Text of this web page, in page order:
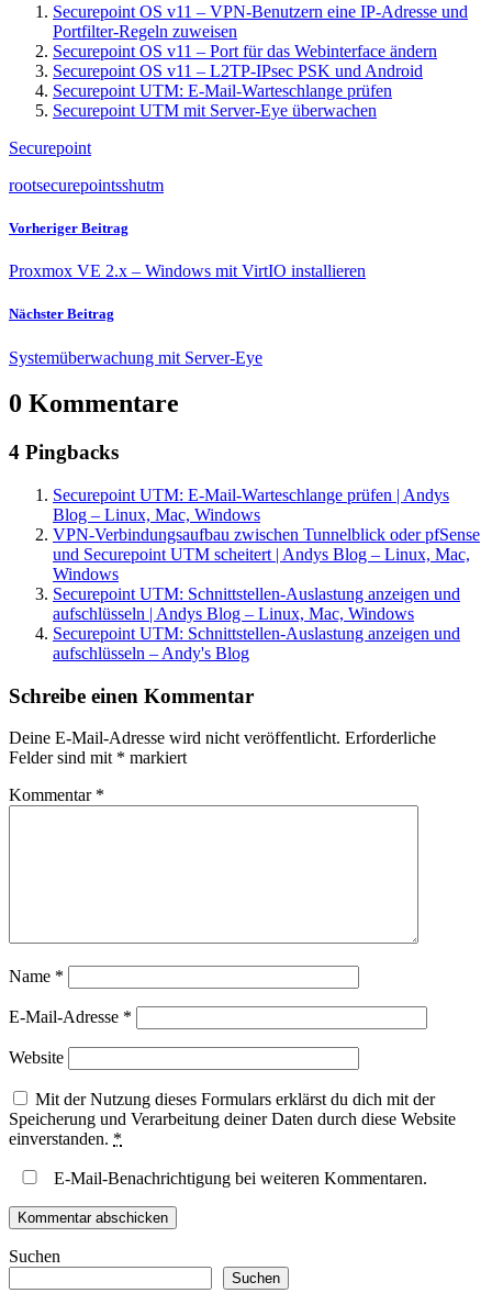
Securepoint OS v11 – VPN-Benutzern eine IP-Adresse und
Portfilter-Regeln zuweisen
Securepoint OS v11 – Port für das Webinterface ändern
Securepoint OS v11 – L2TP-IPsec PSK und Android
Securepoint UTM: E-Mail-Warteschlange prüfen
Securepoint UTM mit Server-Eye überwachen
Securepoint
rootsecurepointsshutm
Vorheriger Beitrag
Proxmox VE 2.x – Windows mit VirtIO installieren
Nächster Beitrag
Systemüberwachung mit Server-Eye
0 Kommentare
4 Pingbacks
Securepoint UTM: E-Mail-Warteschlange prüfen | Andys
Blog – Linux, Mac, Windows
VPN-Verbindungsaufbau zwischen Tunnelblick oder pfSense
und Securepoint UTM scheitert | Andys Blog – Linux, Mac,
Windows
Securepoint UTM: Schnittstellen-Auslastung anzeigen und
aufschlüsseln | Andys Blog – Linux, Mac, Windows
Securepoint UTM: Schnittstellen-Auslastung anzeigen und
aufschlüsseln – Andy's Blog
Schreibe einen Kommentar
Deine E-Mail-Adresse wird nicht veröffentlicht. Erforderliche
Felder sind mit * markiert
Kommentar *
Name *
E-Mail-Adresse *
Website
Mit der Nutzung dieses Formulars erklärst du dich mit der
Speicherung und Verarbeitung deiner Daten durch diese Website
einverstanden. *
E-Mail-Benachrichtigung bei weiteren Kommentaren.
Suchen
Suchen